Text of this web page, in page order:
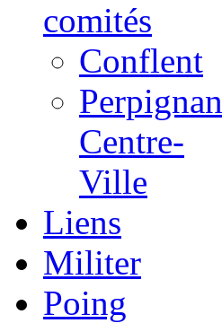
comités
Conflent
Perpignan
Centre-
Ville
Liens
Militer
Poing